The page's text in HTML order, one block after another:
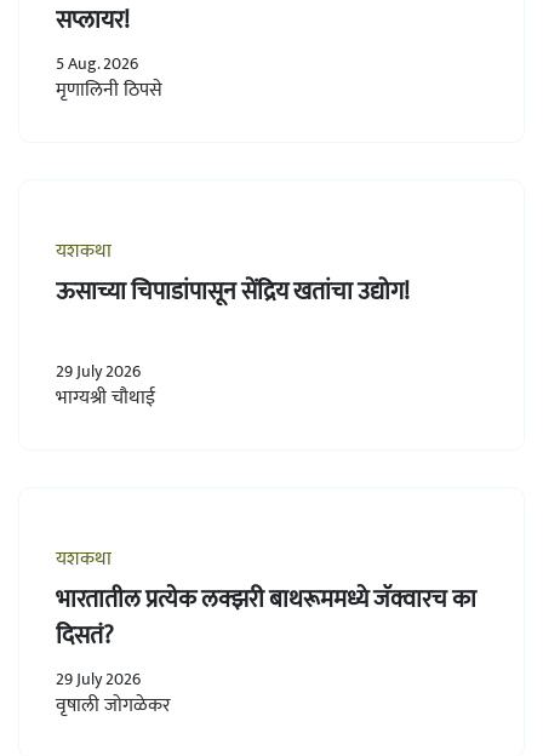
सप्लायर!
5 Aug. 2026
मृणालिनी ठिपसे
यशकथा
ऊसाच्या चिपाडांपासून सेंद्रिय खतांचा उद्योग!
29 July 2026
भाग्यश्री चौथाई
यशकथा
भारतातील प्रत्येक लक्झरी बाथरूममध्ये जॅक्वारच का
दिसतं?
29 July 2026
वृषाली जोगळेकर